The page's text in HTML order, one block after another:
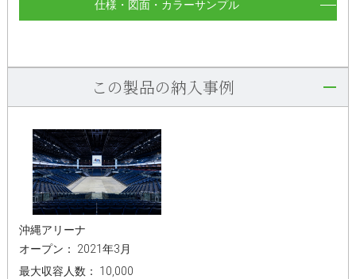
仕様・図面・カラーサンプル
この製品の納入事例
沖縄アリーナ
オープン： 2021年3月
最大収容人数： 10,000